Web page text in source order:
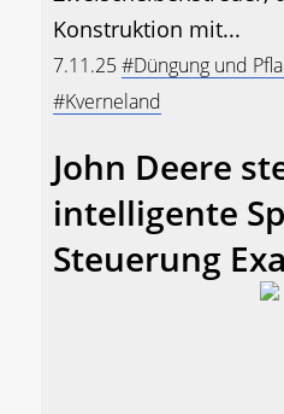
Konstruktion mit...
7.11.25#Düngung und
#Kverneland
John Deere
intelligente
Steuerung